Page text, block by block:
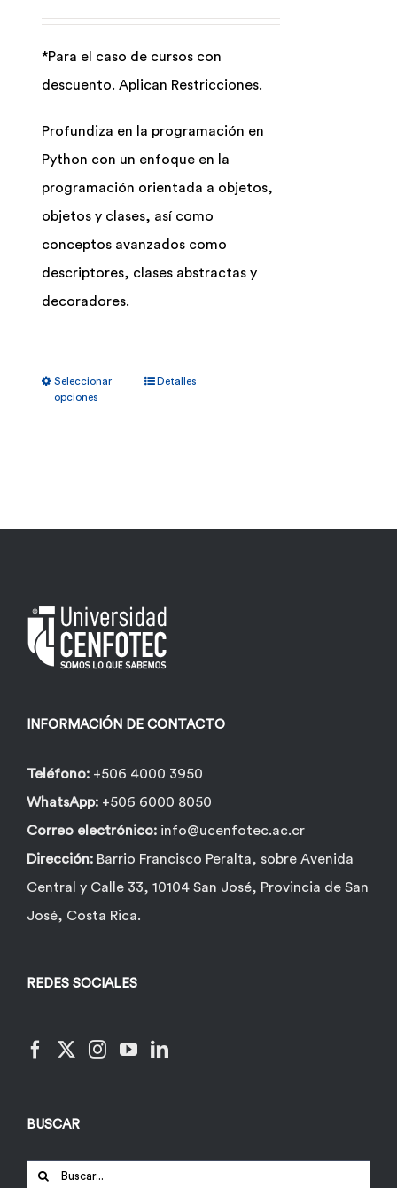
de
producto
*Para el caso de cursos con
descuento. Aplican Restricciones.
Profundiza en la programación en
Python con un enfoque en la
programación orientada a objetos,
objetos y clases, así como
conceptos avanzados como
descriptores, clases abstractas y
decoradores.
Seleccionar
opciones
elegir
en
de
Detalles
INFORMACIÓN DE CONTACTO
Teléfono: +506 4000 3950
WhatsApp: +506 6000 8050
Correo electrónico: info@ucenfotec.ac.cr
Dirección: Barrio Francisco Peralta, sobre Avenida
Central y Calle 33, 10104 San José, Provincia de San
José, Costa Rica.
REDES SOCIALES
BUSCAR
Buscar: